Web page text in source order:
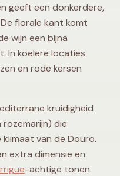
geeft een donkerdere,
florale kant komt
wijn een bijna
In koelere locaties
en rode kersen
kruidigheid
die
van de Douro.
extra dimensie en
-achtige tonen.